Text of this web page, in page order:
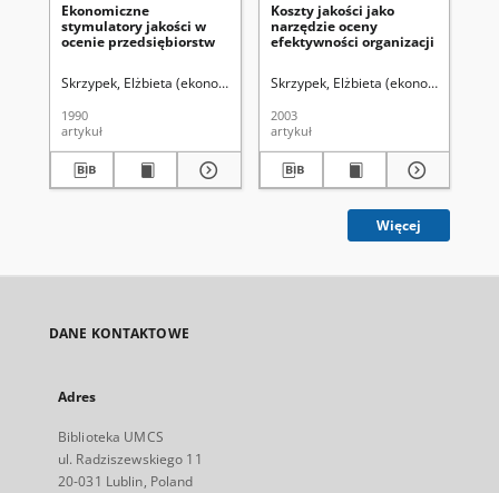
Ekonomiczne
stymulatory jakości w
ocenie przedsiębiorstw
Skrzypek, Elżbieta (ekonomia).
1990
artykuł
Koszty jakości jako
narzędzie oceny
efektywności organizacji
Skrzypek, Elżbieta (ekonomia).
2003
artykuł
Więcej
DANE KONTAKTOWE
Adres
Biblioteka UMCS
ul. Radziszewskiego 11
20-031 Lublin, Poland